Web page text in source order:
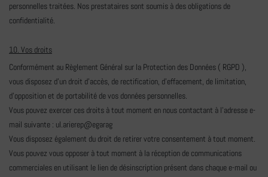
personnelles traitées. Nos prestataires sont soumis à des obligations de
confidentialité.
10. Vos droits
Conformément au Règlement Général sur la Protection des Données ( RGPD ),
vous disposez d'un droit d'accès, de rectification, d'effacement, de limitation,
d'opposition et de portabilité de vos données personnelles.
Vous pouvez exercer ces droits à tout moment en nous contactant à l'adresse e-
mail suivante : ul.arierep@egarag
Vous disposez également du droit de retirer votre consentement à tout moment.
Vous pouvez vous opposer à tout moment à la réception de communications
commerciales en utilisant le lien de désinscription présent dans chaque e-mail ou